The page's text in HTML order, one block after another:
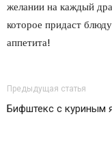
желании на каждый
которое придаст
аппетита!
Предыдущая статья
Бифштекс с куриным